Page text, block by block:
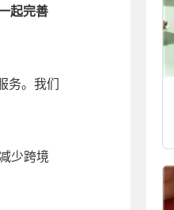
起完善
务。我们
少跨境